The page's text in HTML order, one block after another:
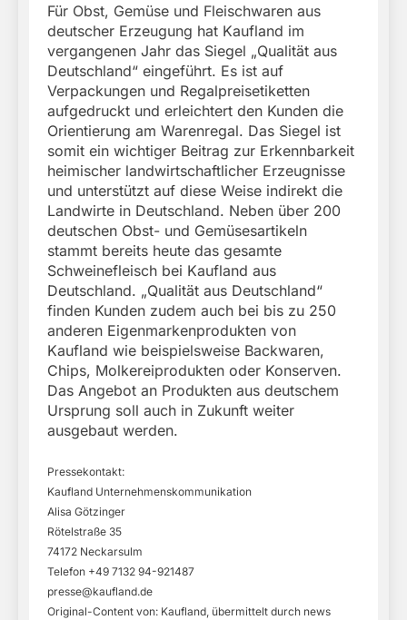
Für Obst, Gemüse und Fleischwaren aus
deutscher Erzeugung hat Kaufland im
vergangenen Jahr das Siegel „Qualität aus
Deutschland“ eingeführt. Es ist auf
Verpackungen und Regalpreisetiketten
aufgedruckt und erleichtert den Kunden die
Orientierung am Warenregal. Das Siegel ist
somit ein wichtiger Beitrag zur Erkennbarkeit
heimischer landwirtschaftlicher Erzeugnisse
und unterstützt auf diese Weise indirekt die
Landwirte in Deutschland. Neben über 200
deutschen Obst- und Gemüsesartikeln
stammt bereits heute das gesamte
Schweinefleisch bei Kaufland aus
Deutschland. „Qualität aus Deutschland“
finden Kunden zudem auch bei bis zu 250
anderen Eigenmarkenprodukten von
Kaufland wie beispielsweise Backwaren,
Chips, Molkereiprodukten oder Konserven.
Das Angebot an Produkten aus deutschem
Ursprung soll auch in Zukunft weiter
ausgebaut werden.
Pressekontakt:
Kaufland Unternehmenskommunikation
Alisa Götzinger
Rötelstraße 35
74172 Neckarsulm
Telefon +49 7132 94-921487
presse@kaufland.de
Original-Content von: Kaufland, übermittelt durch news